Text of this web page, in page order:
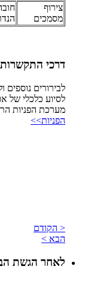
צירוף
מסמכים
דרכי התקשרות
לבירורים נוספים
לסיוע כלכלי של
מערכת הפניות
הפניות>>
< הקודם
הבא >
לאחר הגשת